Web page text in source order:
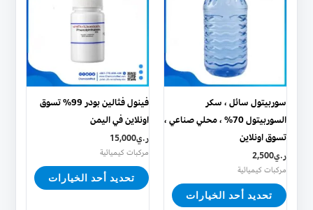
سوربيتول سائل ، سكر
السوربيتول 70% ، محلي صناعي ،
تسوق اونلاين
ر.ي2,500
مركبات كيميائية
تحديد أحد الخيارات
لهذا
المنتج.
الخيارات
فينول فثالين بودر 99% تسوق
اونلاين في اليمن
ر.ي15,000
مركبات كيميائية
تحديد أحد الخيارات
لهذا
المنتج.
المنتج